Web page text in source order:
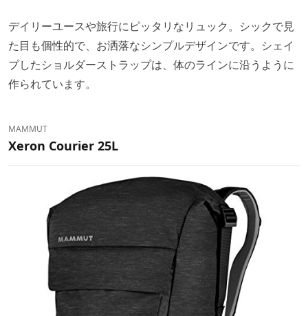
デイリーユースや旅行にピッタリなリュック。シックで見
た目も個性的で、お洒落なシンプルデザインです。シェイ
プしたショルダーストラップは、体のラインに沿うように
作られています。
MAMMUT
Xeron Courier 25L